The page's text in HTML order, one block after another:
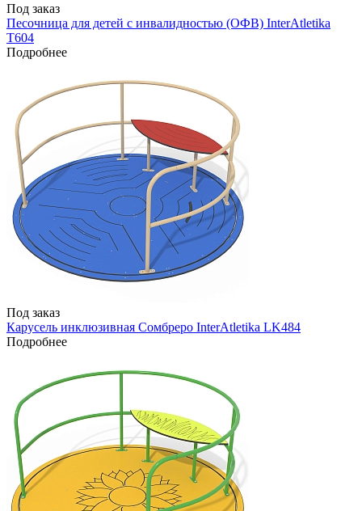
Под заказ
Песочница для детей с инвалидностью (ОФВ) InterAtletika
T604
Подробнее
Под заказ
Карусель инклюзивная Сомбреро InterAtletika LK484
Подробнее